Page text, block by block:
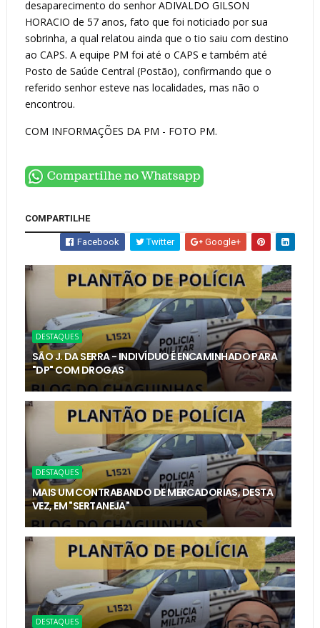
desaparecimento do senhor ADIVALDO GILSON
HORACIO de 57 anos, fato que foi noticiado por sua
sobrinha, a qual relatou ainda que o tio saiu com destino
ao CAPS. A equipe PM foi até o CAPS e também até
Posto de Saúde Central (Postão), confirmando que o
referido senhor esteve nas localidades, mas não o
encontrou.
COM INFORMAÇÕES DA PM - FOTO PM.
COMPARTILHE
Facebook Twitter Google+
DESTAQUES
SÃO J. DA SERRA - INDIVÍDUO É ENCAMINHADO PARA
"DP" COM DROGAS
DESTAQUES
MAIS UM CONTRABANDO DE MERCADORIAS, DESTA
VEZ, EM "SERTANEJA"
DESTAQUES